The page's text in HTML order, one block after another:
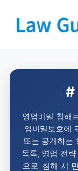
#
영업비밀 침해
업비밀보호에
또는 공개하는
목록, 영업 전
으로, 침해 시